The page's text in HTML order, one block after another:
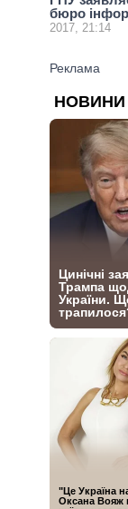
бюро
2017, 21:14